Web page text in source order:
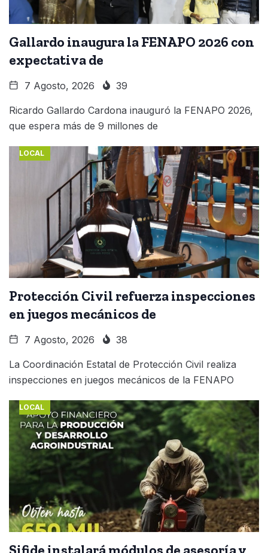
Gallardo inaugura la FENAPO 2026 con
expectativa de
7 Agosto, 2026 39
Ricardo Gallardo Cardona inauguró la FENAPO 2026,
que espera más de 9 millones de
LOCAL
Protección Civil refuerza inspecciones
en juegos mecánicos de
7 Agosto, 2026 38
La Coordinación Estatal de Protección Civil realiza
inspecciones en juegos mecánicos de la FENAPO
LOCAL